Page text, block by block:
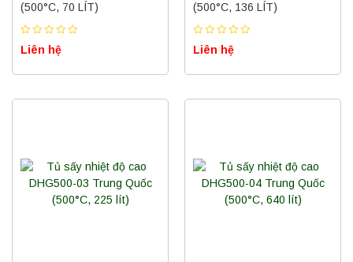
(500°C, 70 LÍT)
Liên hệ
(500°C, 136 LÍT)
Liên hệ